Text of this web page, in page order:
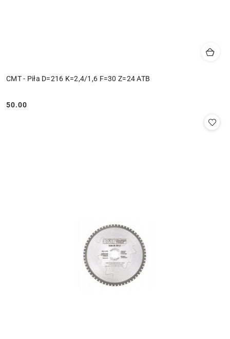
CMT - Piła D=216 K=2,4/1,6 F=30 Z=24 ATB
Cena:
50.00